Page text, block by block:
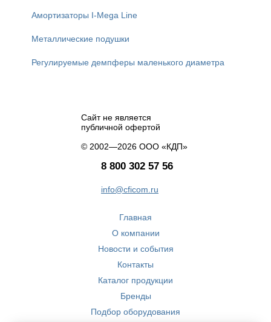
Амортизаторы I-Mega Line
Металлические подушки
Регулируемые демпферы маленького диаметра
Сайт не является
публичной офертой
© 2002—2026 ООО «КДП»
8 800 302 57 56
info@cficom.ru
Главная
О компании
Новости и события
Контакты
Каталог продукции
Бренды
Подбор оборудования